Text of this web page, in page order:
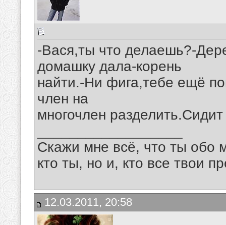
-Вася,ты что делаешь?-
домашку дала-корень
найти.-Ни фига,тебе ещё
член на
многочлен
Скажи мне всё, что ты обо
кто ты, но и, кто все твои
12.03.2011, 20:58